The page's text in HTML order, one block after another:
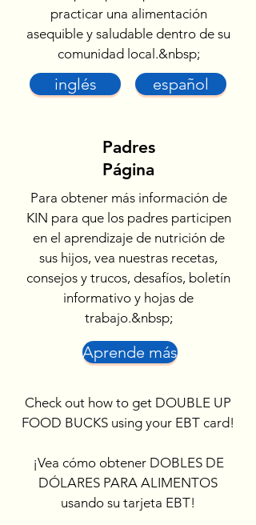
practicar una alimentación
asequible y saludable dentro de su
comunidad local.&nbsp;
inglés español
Padres
Página
Para obtener más información de
KIN para que los padres participen
en el aprendizaje de nutrición de
sus hijos, vea nuestras recetas,
consejos y trucos, desafíos, boletín
informativo y hojas de
trabajo.&nbsp;
Aprende más
Check out how to get DOUBLE UP
FOOD BUCKS using your EBT card!
¡Vea cómo obtener DOBLES DE
DÓLARES PARA ALIMENTOS
usando su tarjeta EBT!